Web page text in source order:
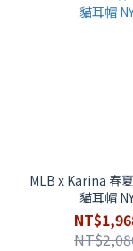
MLB x Karina 春
貓耳帽